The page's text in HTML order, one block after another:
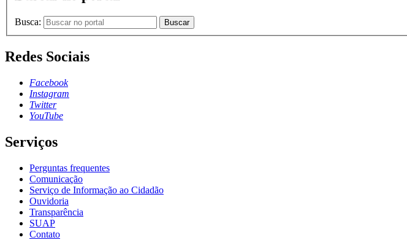
Busca: Buscar
Redes Sociais
Facebook
Instagram
Twitter
YouTube
Serviços
Perguntas frequentes
Comunicação
Serviço de Informação ao Cidadão
Ouvidoria
Transparência
SUAP
Contato